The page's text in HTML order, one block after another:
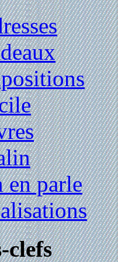
en parle
clefs